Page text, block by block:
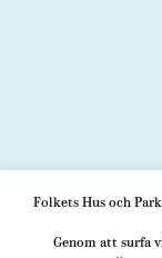
Folkets Hus och
Genom att surfa